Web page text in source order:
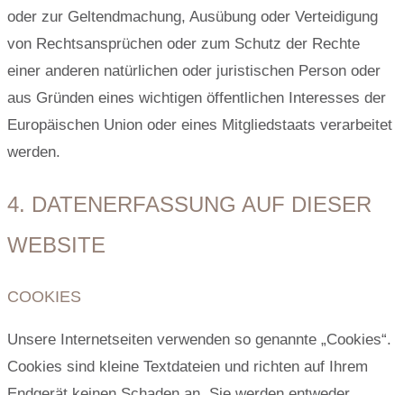
oder zur Geltendmachung, Ausübung oder Verteidigung
von Rechtsansprüchen oder zum Schutz der Rechte
einer anderen natürlichen oder juristischen Person oder
aus Gründen eines wichtigen öffentlichen Interesses der
Europäischen Union oder eines Mitgliedstaats verarbeitet
werden.
4. DATENERFASSUNG AUF DIESER
WEBSITE
COOKIES
Unsere Internetseiten verwenden so genannte „Cookies“.
Cookies sind kleine Textdateien und richten auf Ihrem